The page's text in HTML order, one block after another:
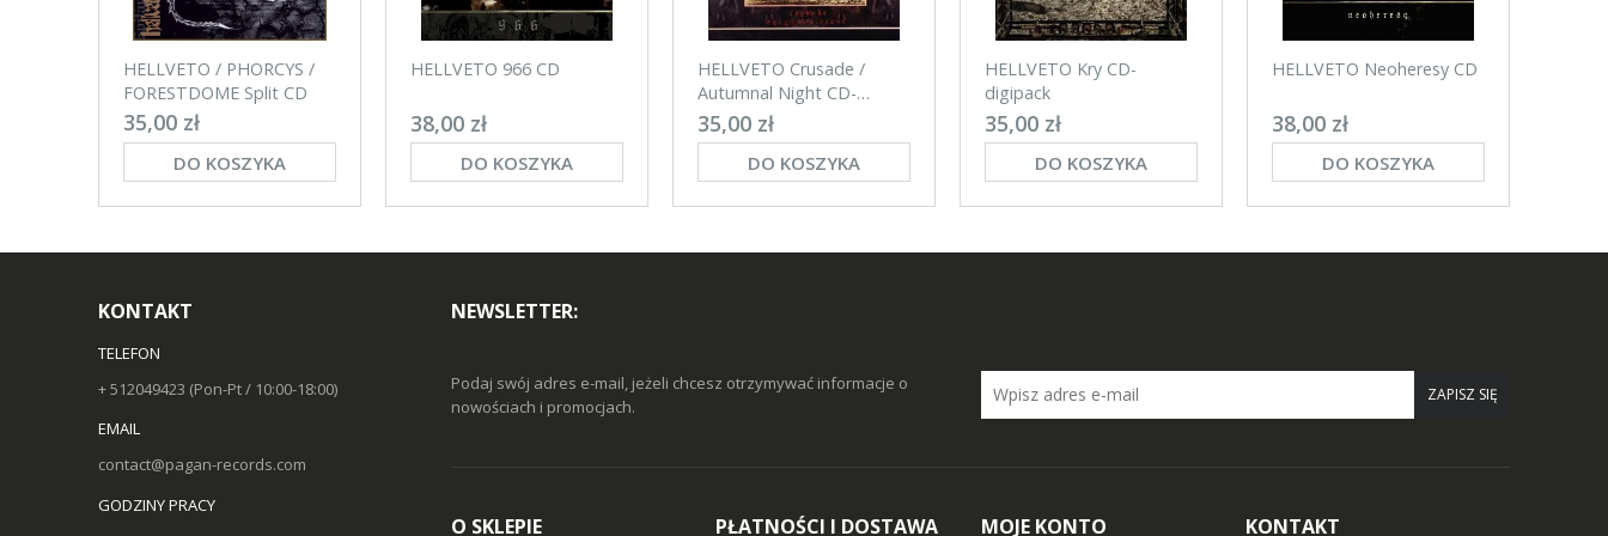
HELLVETO / PHORCYS /
FORESTDOME Split CD
35,00 zł
DO KOSZYKA
HELLVETO 966 CD
38,00 zł
DO KOSZYKA
HELLVETO Crusade /
Autumnal Night CD-
digipack
35,00 zł
DO KOSZYKA
HELLVETO Kry CD-
digipack
35,00 zł
DO KOSZYKA
HELLVETO Neoheresy CD
38,00 zł
DO KOSZYKA
KONTAKT
TELEFON
+ 512049423 (Pon-Pt / 10:00-18:00)
EMAIL
contact@pagan-records.com
GODZINY PRACY
NEWSLETTER:
Podaj swój adres e-mail, jeżeli chcesz otrzymywać informacje o
nowościach i promocjach.
ZAPISZ SIĘ
O SKLEPIE PŁATNOŚCI I DOSTAWA MOJE KONTO KONTAKT